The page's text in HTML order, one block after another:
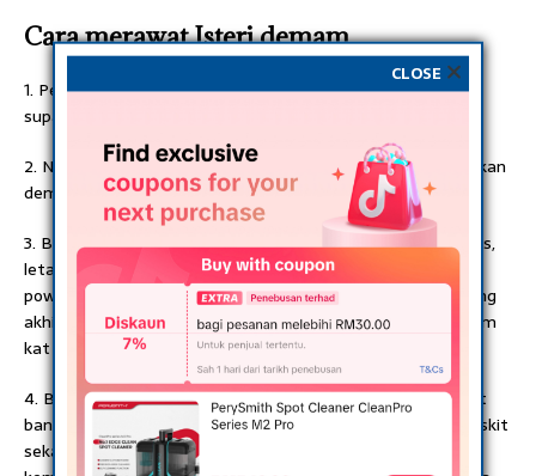
Cara merawat Isteri demam
1. Pegang kepalanya, baca Al Fatihah dan niatkan untuk
supaya Allah buangkan bisa badannya serta panasnya.
2. Niatkan juga moga Allah ampunkan dosanya. Allah surutkan
demamnya. Buat dengan penuh kasih sayang.
3. Buatkan bubur nasi. Kacang goreng pedas je. Basuh beras,
letak air, buka api, tunggu sampai nasi menjadi bubur. Nak
power, letak isi ayam, daging ke, sayur karot skit. Atau paling
akhir atau paling malas, sila ke Mcd dan beli saja bubur ayam
kat situ.
4. Buat air penyejuk badan. Rebus Barli. Beli kat speedmart
banyak. 60sen je sebungkus. Rebus dan ambil air, buh gula skit
sekali dengan lemon. Lagi rajin buh gula batu, kurma cina,
CLOSE